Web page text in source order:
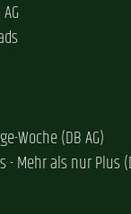
Woche (DB AG)
Mehr als nur Plus